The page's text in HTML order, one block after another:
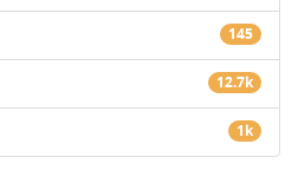
145
12.7k
1k